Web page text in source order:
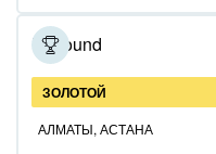
Profound
ЗОЛОТОЙ
АЛМАТЫ, АСТАНА